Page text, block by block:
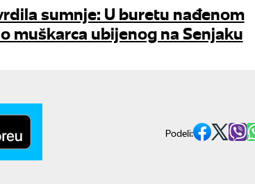
sumnje: U buretu nađenom
muškarca ubijenog na Senjaku
Podeli: